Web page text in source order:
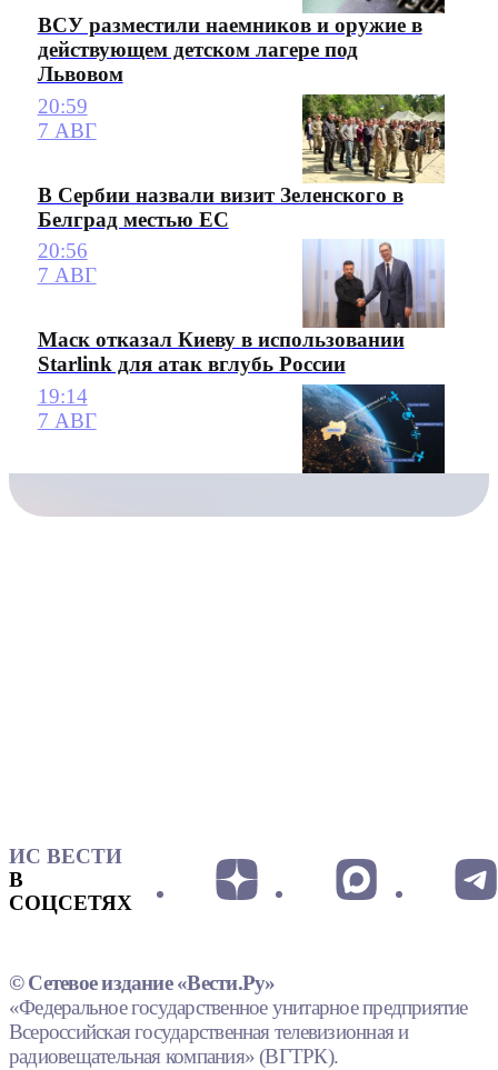
ВСУ разместили наемников и оружие в
действующем детском лагере под
Львовом
20:59
7 АВГ
В Сербии назвали визит Зеленского в
Белград местью ЕС
20:56
7 АВГ
Маск отказал Киеву в использовании
Starlink для атак вглубь России
19:14
7 АВГ
ИС ВЕСТИ
В
СОЦСЕТЯХ
© Сетевое издание «Вести.Ру»
«Федеральное государственное унитарное предприятие
Всероссийская государственная телевизионная и
радиовещательная компания» (ВГТРК).